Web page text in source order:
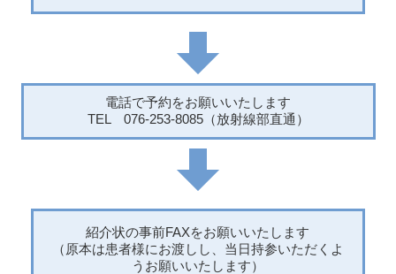
電話で予約をお願いいたします
TEL 076-253-8085（放射線部直通）
紹介状の事前FAXをお願いいたします
（原本は患者様にお渡しし、当日持参いただくよ
うお願いいたします）